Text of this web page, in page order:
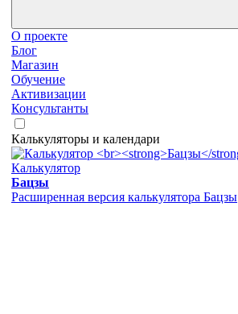
О проекте
Блог
Магазин
Обучение
Активизации
Консультанты
Калькуляторы и календари
Калькулятор
Бацзы
Расширенная версия калькулятора Бацзы